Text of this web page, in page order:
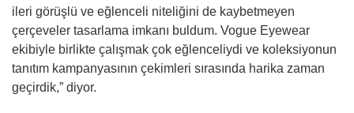
ileri görüşlü ve eğlenceli niteliğini de kaybetmeyen
çerçeveler tasarlama imkanı buldum. Vogue Eyewear
ekibiyle birlikte çalışmak çok eğlenceliydi ve koleksiyonun
tanıtım kampanyasının çekimleri sırasında harika zaman
geçirdik,” diyor.